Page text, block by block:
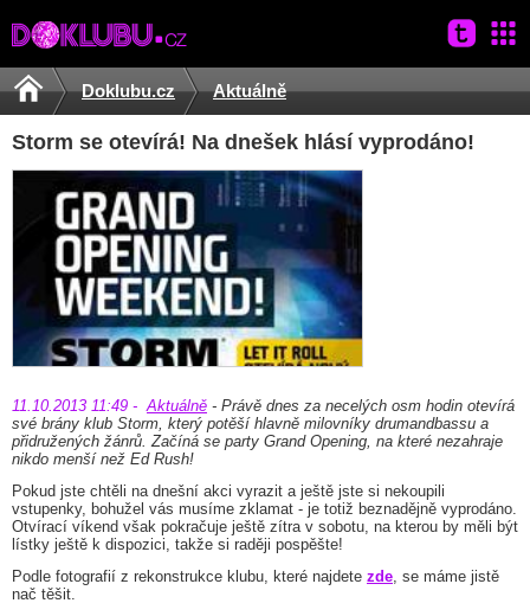
Doklubu.cz Aktuálně
Storm se otevírá! Na dnešek hlásí vyprodáno!
11.10.2013 11:49 - Aktuálně - Právě dnes za necelých osm hodin otevírá
své brány klub Storm, který potěší hlavně milovníky drumandbassu a
přidružených žánrů. Začíná se party Grand Opening, na které nezahraje
nikdo menší než Ed Rush!
Pokud jste chtěli na dnešní akci vyrazit a ještě jste si nekoupili
vstupenky, bohužel vás musíme zklamat - je totiž beznadějně vyprodáno.
Otvírací víkend však pokračuje ještě zítra v sobotu, na kterou by měli být
lístky ještě k dispozici, takže si raději pospěšte!
Podle fotografií z rekonstrukce klubu, které najdete zde, se máme jistě
nač těšit.